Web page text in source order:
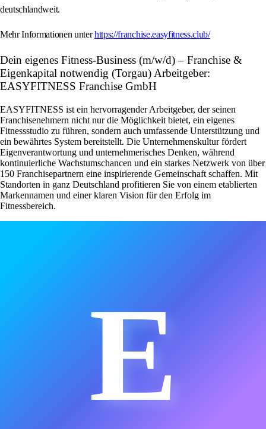
deutschlandweit.
Mehr Informationen unterhttps://franchise.easyfitness.club/
Dein eigenes Fitness-Business (m/w/d) – Franchise &
Eigenkapital notwendig (Torgau) Arbeitgeber:
EASYFITNESS Franchise GmbH
EASYFITNESS ist ein hervorragender Arbeitgeber, der seinen
Franchisenehmern nicht nur die Möglichkeit bietet, ein eigenes
Fitnessstudio zu führen, sondern auch umfassende Unterstützung und
ein bewährtes System bereitstellt. Die Unternehmenskultur fördert
Eigenverantwortung und unternehmerisches Denken, während
kontinuierliche Wachstumschancen und ein starkes Netzwerk von über
150 Franchisepartnern eine inspirierende Gemeinschaft schaffen. Mit
Standorten in ganz Deutschland profitieren Sie von einem etablierten
Markennamen und einer klaren Vision für den Erfolg im
Fitnessbereich.
E